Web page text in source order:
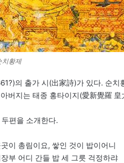
치황제
의 출가 시(出家詩)가 있다. 순
버지는 태종 홍타이지(愛新覺羅
편을 소개한다.
이 총림이요, 쌓인 것이 밥이어니
부 어디 간들 밥 세 그릇 걱정하랴